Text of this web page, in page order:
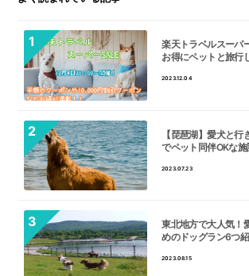
楽天トラベルスーパ
お得にペットと旅行
2023.12.04
【琵琶湖】愛犬と
でペット同伴OKな施
2023.07.23
東北地方で大人気！
めのドッグラン6つ
2023.08.15